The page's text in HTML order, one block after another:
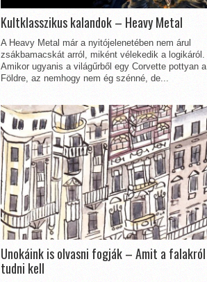
Kultklasszikus kalandok – Heavy Metal
A Heavy Metal már a nyitójelenetében nem árul
zsákbamacskát arról, miként vélekedik a logikáról.
Amikor ugyanis a világűrből egy Corvette pottyan a
Földre, az nemhogy nem ég szénné, de...
Unokáink is olvasni fogják – Amit a falakról
tudni kell